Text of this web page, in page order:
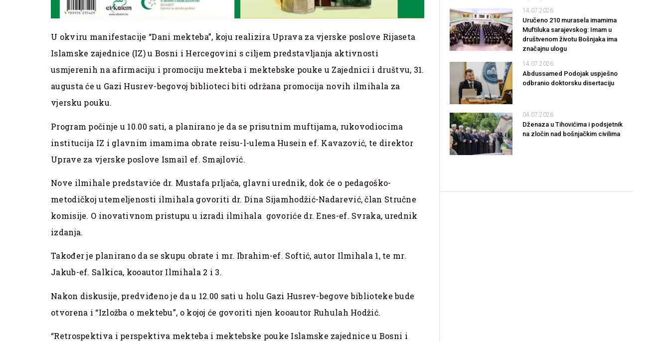
U okviru manifestacije “Dani mekteba”, koju realizira Uprava za vjerske poslove Rijaseta
Islamske zajednice (IZ) u Bosni i Hercegovini s ciljem predstavljanja aktivnosti
usmjerenih na afirmaciju i promociju mekteba i mektebske pouke u Zajednici i društvu, 31.
augusta će u Gazi Husrev-begovoj biblioteci biti održana promocija novih ilmihala za
vjersku pouku.
Program počinje u 10.00 sati, a planirano je da se prisutnim muftijama, rukovodiocima
institucija IZ i glavnim imamima obrate reisu-l-ulema Husein ef. Kavazović, te direktor
Uprave za vjerske poslove Ismail ef. Smajlović.
Nove ilmihale predstaviće dr. Mustafa prljača, glavni urednik, dok će o pedagoško-
metodičkoj utemeljenosti ilmihala govoriti dr. Dina Sijamhodžić-Nadarević, član Stručne
komisije. O inovativnom pristupu u izradi ilmihala govoriće dr. Enes-ef. Svraka, urednik
izdanja.
Također je planirano da se skupu obrate i mr. Ibrahim-ef. Softić, autor Ilmihala 1, te mr.
Jakub-ef. Salkica, kooautor Ilmihala 2 i 3.
Nakon diskusije, predviđeno je da u 12.00 sati u holu Gazi Husrev-begove biblioteke bude
otvorena i “Izložba o mektebu”, o kojoj će govoriti njen kooautor Ruhulah Hodžić.
“Retrospektiva i perspektiva mekteba i mektebske pouke Islamske zajednice u Bosni i
14.07.2026
Uručeno 210 murasela imamima
Muftiluka sarajevskog: Imam u
društvenom životu Bošnjaka ima
značajnu ulogu
14.07.2026
Abdussamed Podojak uspješno
odbranio doktorsku disertaciju
04.07.2026
Dženaza u Tihovićima i podsjetnik
na zločin nad bošnjačkim civilima